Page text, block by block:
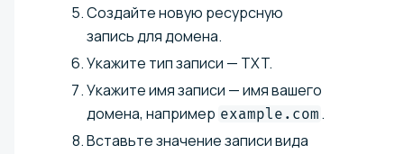
Создайте новую ресурсную
запись для домена.
Укажите тип записи — TXT.
Укажите имя записи — имя вашего
домена, например example.com .
Вставьте значение записи вида